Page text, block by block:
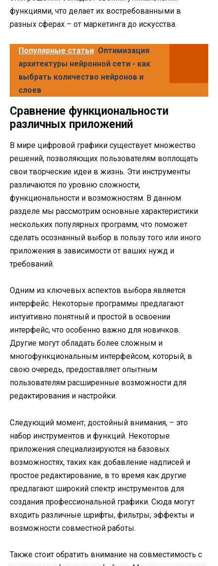
функциями, что делает их востребованными в
разных сферах – от маркетинга до искусства.
Популярные статьи Оптимизация
архитектуры нейронной сети - как
выбрать количество нейронов и
слоев
Сравнение функциональности
различных приложений
В мире цифровой графики существует множество
решений, позволяющих пользователям воплощать
свои творческие идеи в жизнь. Эти инструменты
различаются по уровню сложности,
функциональности и возможностям. В данном
разделе мы рассмотрим основные характеристики
нескольких популярных программ, что поможет
сделать осознанный выбор в пользу того или иного
приложения в зависимости от ваших нужд и
требований.
Одним из ключевых аспектов выбора является
интерфейс. Некоторые программы предлагают
интуитивно понятный и простой в освоении
интерфейс, что особенно важно для новичков.
Другие могут обладать более сложным и
многофункциональным интерфейсом, который, в
свою очередь, предоставляет опытным
пользователям расширенные возможности для
редактирования и настройки.
Следующий момент, достойный внимания, – это
набор инструментов и функций. Некоторые
приложения специализируются на базовых
возможностях, таких как добавление надписей и
простое редактирование, в то время как другие
предлагают широкий спектр инструментов для
создания профессиональной графики. Сюда могут
входить различные шрифты, фильтры, эффекты и
возможности совместной работы.
Также стоит обратить внимание на совместимость с